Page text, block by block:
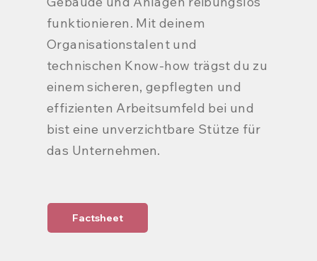
funktionieren. Mit deinem
Organisationstalent und
technischen Know-how trägst du zu
einem sicheren, gepflegten und
effizienten Arbeitsumfeld bei und
bist eine unverzichtbare Stütze für
das Unternehmen.
Factsheet